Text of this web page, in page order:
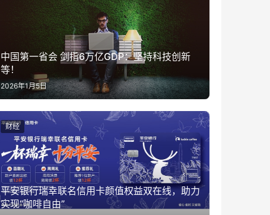
中国第一省会 剑指6万亿GDP：坚持科技创新
等！
2026年1月5日
平安银行瑞幸联名信用卡颜值权益双在线，助力
实现“咖啡自由”
财经